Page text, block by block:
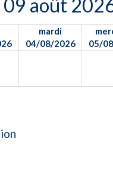
août
mardi
04/08/2026
05/